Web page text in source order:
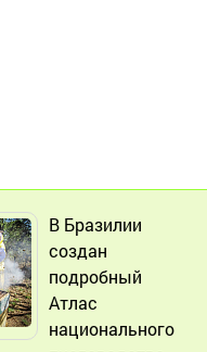
В Бразилии
создан
подробный
Атлас
национального